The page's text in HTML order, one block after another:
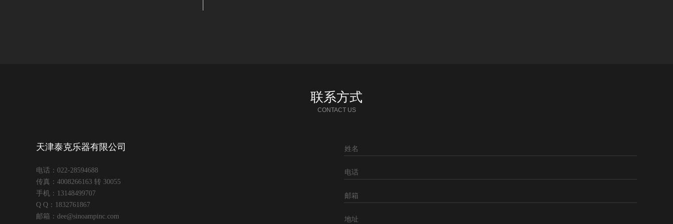
联系方式
CONTACT US
天津泰克乐器有限公司
电话：022-28594688
传真：4008266163 转 30055
手机：13148499707
Q Q：1832761867
邮箱：dee@sinoampinc.com
姓名
电话
邮箱
地址